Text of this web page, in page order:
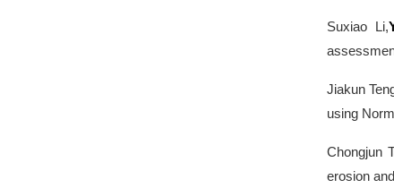
Suxiao Li,
Jiakun
using
Chongjun
erosion